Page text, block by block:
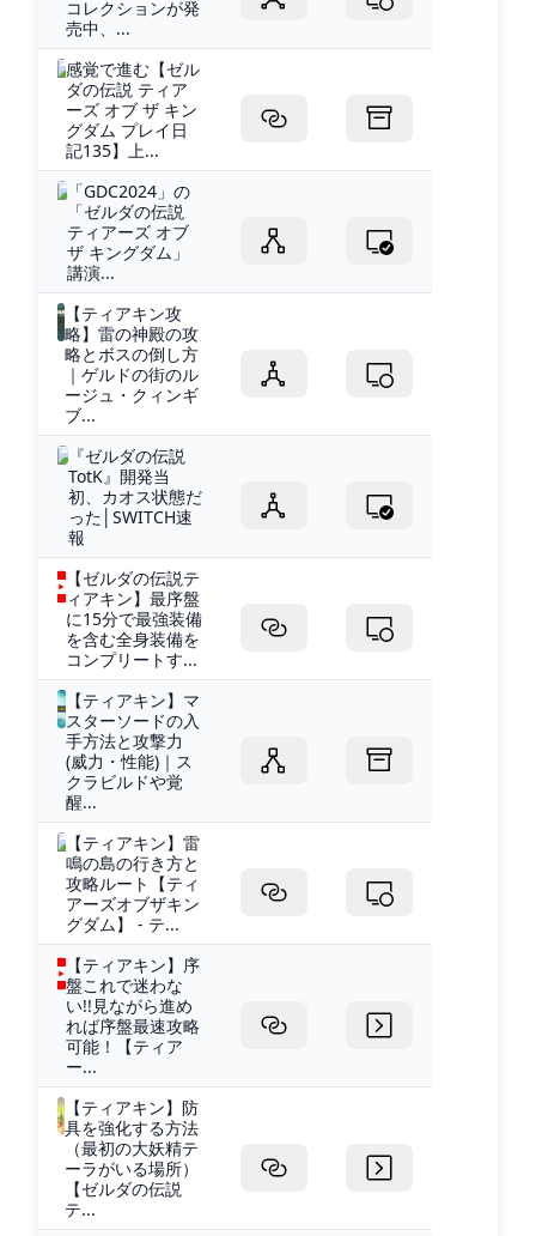
コレクションが発
売中、...
感覚で進む【ゼル
ダの伝説 ティア
ーズ オブ ザ キン
グダム プレイ日
記135】上...
「GDC2024」の
「ゼルダの伝説
ティアーズ オブ
ザ キングダム」
講演...
【ティアキン攻
略】雷の神殿の攻
略とボスの倒し方
｜ゲルドの街のル
ージュ・クィンギ
ブ...
『ゼルダの伝説
TotK』開発当
初、カオス状態だ
った│SWITCH速
報
【ゼルダの伝説テ
ィアキン】最序盤
に15分で最強装備
を含む全身装備を
コンプリートす...
【ティアキン】マ
スターソードの入
手方法と攻撃力
(威力・性能)｜ス
クラビルドや覚
醒...
【ティアキン】雷
鳴の島の行き方と
攻略ルート【ティ
アーズオブザキン
グダム】 - テ...
【ティアキン】序
盤これで迷わな
い!!見ながら進め
れば序盤最速攻略
可能！【ティア
ー...
【ティアキン】防
具を強化する方法
（最初の大妖精テ
ーラがいる場所）
【ゼルダの伝説
テ...